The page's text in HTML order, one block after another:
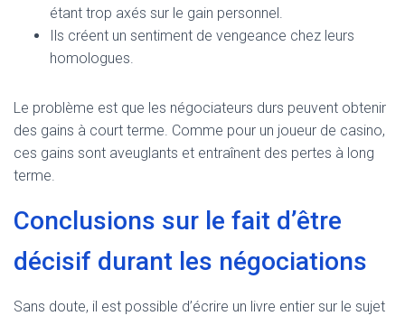
étant trop axés sur le gain personnel.
Ils créent un sentiment de vengeance chez leurs
homologues.
Le problème est que les négociateurs durs peuvent obtenir
des gains à court terme. Comme pour un joueur de casino,
ces gains sont aveuglants et entraînent des pertes à long
terme.
Conclusions sur le fait d’être
décisif durant les négociations
Sans doute, il est possible d’écrire un livre entier sur le sujet